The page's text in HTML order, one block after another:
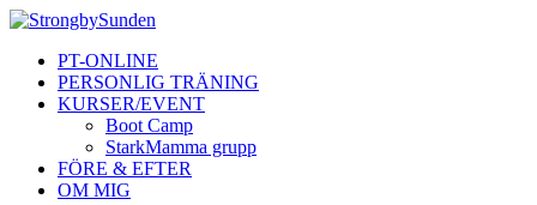
PT-ONLINE
PERSONLIG TRÄNING
KURSER/EVENT
Boot Camp
StarkMamma grupp
FÖRE & EFTER
OM MIG